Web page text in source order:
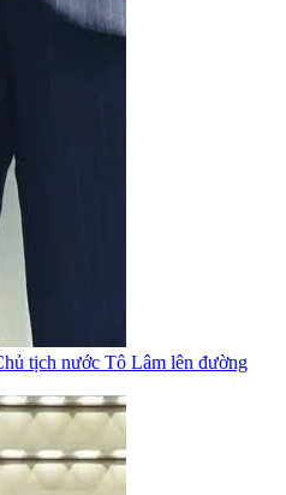
tịch nước Tô Lâm lên đường